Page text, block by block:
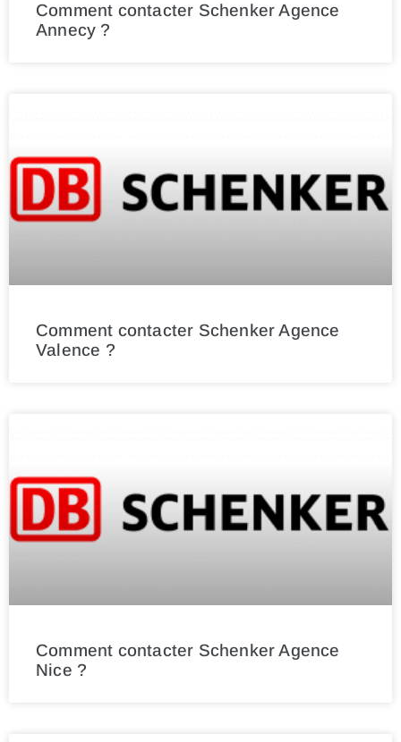
Comment contacter Schenker Agence
Annecy ?
Comment contacter Schenker Agence
Valence ?
Comment contacter Schenker Agence
Nice ?